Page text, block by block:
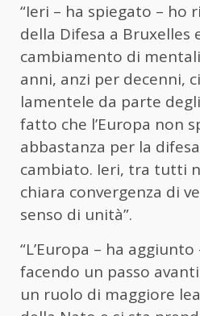
“Ieri – ha spiegato – ho
della Difesa a Bruxelles
cambiamento di
anni, anzi per decenni,
lamentele da parte
fatto che l’Europa non
abbastanza per la
cambiato. Ieri, tra tutti
chiara convergenza di
senso di unità”.
“L’Europa – ha
facendo un passo
un ruolo di maggiore